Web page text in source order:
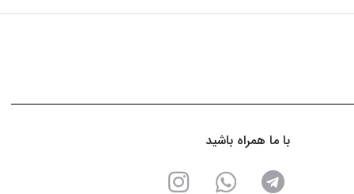
با ما همراه باشید